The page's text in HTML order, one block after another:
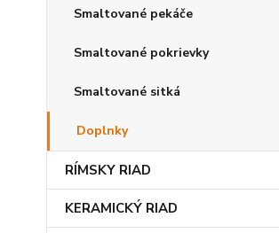
Smaltované pekáče
Smaltované pokrievky
Smaltované sitká
Doplnky
RÍMSKY RIAD
KERAMICKÝ RIAD